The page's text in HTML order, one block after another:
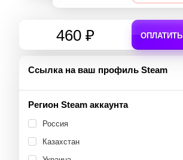
460 ₽ ОПЛАТИТЬ
Ссылка на ваш профиль Steam
Регион Steam аккаунта
Россия
Казахстан